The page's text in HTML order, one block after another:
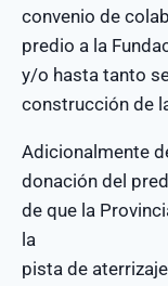
convenio de
predio a la
y/o hasta tanto
construcción de
Adicionalmente
donación del
de que la
la
pista de